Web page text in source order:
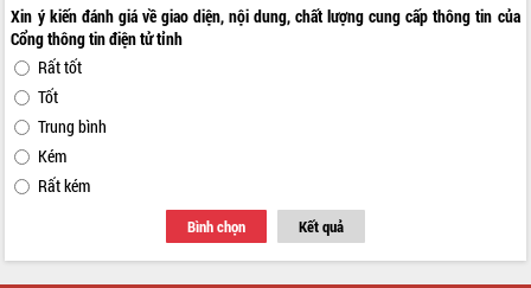
Xin ý kiến đánh giá về giao diện, nội dung, chất lượng cung cấp thông tin của
Cổng thông tin điện tử tỉnh
Rất tốt
Tốt
Trung bình
Kém
Rất kém
Bình chọn Kết quả